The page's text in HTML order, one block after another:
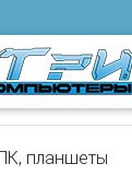
планшеты